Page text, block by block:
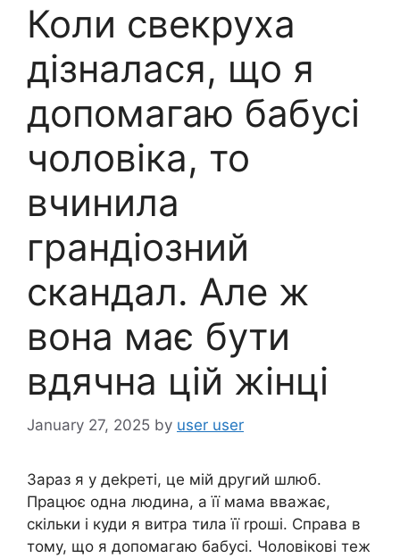
Коли свекруха
дізналася, що я
допомагаю бабусі
чоловіка, то
вчинила
грандіозний
скандал. Але ж
вона має бути
вдячна цій жінці
January 27, 2025 by user user
Зараз я у деkреті, це мій другий шлюб.
Працює одна людина, а її мама вважає,
скільки і куди я витра тила її rроші. Справа в
тому, що я допомагаю бабусі. Чоловікові теж